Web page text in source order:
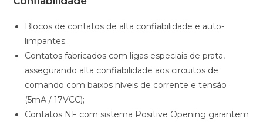
Blocos de contatos de alta confiabilidade e auto-
limpantes;
Contatos fabricados com ligas especiais de prata,
assegurando alta confiabilidade aos circuitos de
comando com baixos níveis de corrente e tensão
(5mA / 17VCC);
Contatos NF com sistema Positive Opening garantem